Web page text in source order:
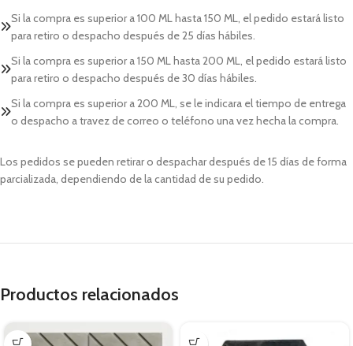
Si la compra es superior a 100 ML hasta 150 ML, el pedido estará listo
para retiro o despacho después de 25 días hábiles.
Si la compra es superior a 150 ML hasta 200 ML, el pedido estará listo
para retiro o despacho después de 30 días hábiles.
Si la compra es superior a 200 ML, se le indicara el tiempo de entrega
o despacho a travez de correo o teléfono una vez hecha la compra.
Los pedidos se pueden retirar o despachar después de 15 días de forma
parcializada, dependiendo de la cantidad de su pedido.
Productos relacionados